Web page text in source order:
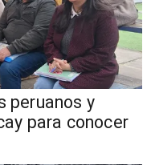
peruanos y
para conocer